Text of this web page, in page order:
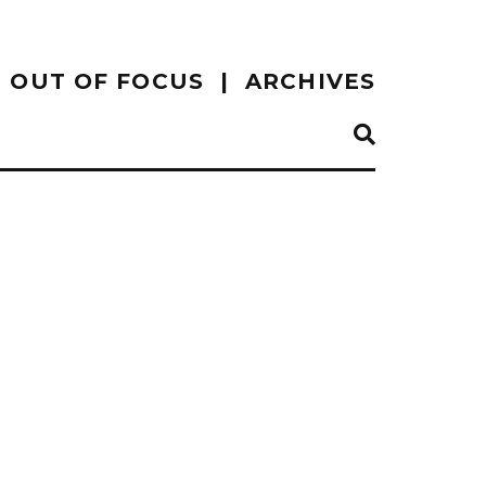
OUT OF FOCUS ARCHIVES